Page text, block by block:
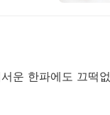
운 한파에도 끄떡없